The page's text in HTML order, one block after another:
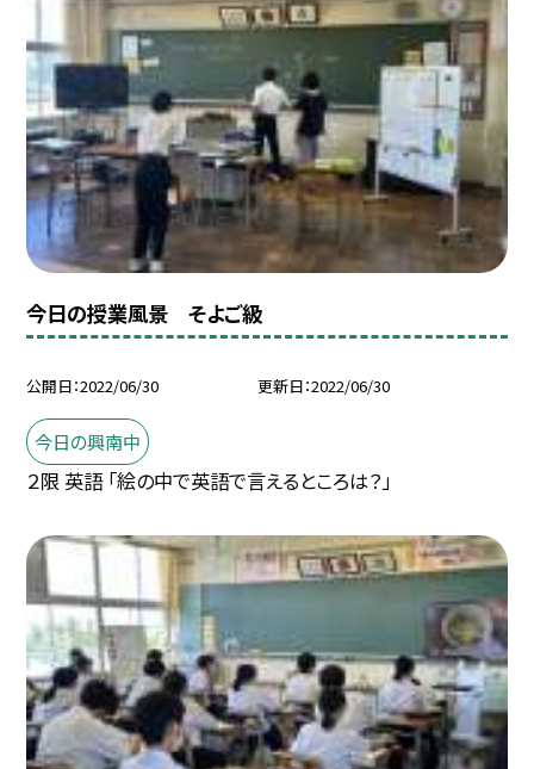
今日の授業風景 そよご級
公開日 2022/06/30 更新日 2022/06/30
今日の興南中
２限 英語 「絵の中で英語で言えるところは？」